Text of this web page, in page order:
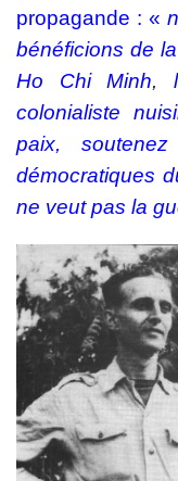
propagande : «
bénéficions de
Ho Chi Minh,
colonialiste
paix,
démocratiques
ne veut pas la